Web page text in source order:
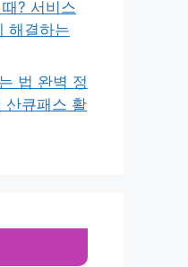
? 서비스
해결하는
법 완벽 정
산큐패스 활